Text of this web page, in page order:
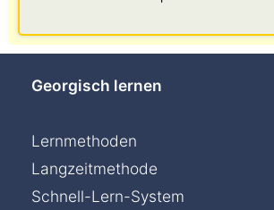
Georgisch lernen
Lernmethoden
Langzeitmethode
Schnell-Lern-System